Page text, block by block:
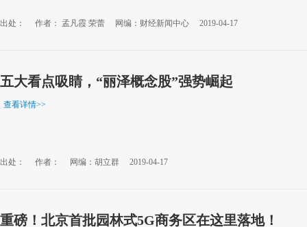
出处： 作者： 孟凡霞 荣蕾 网编：财经新闻中心 2019-04-17
五大看点吸睛，“丽泽概念股”强势崛起
查看详情>>
出处： 作者： 网编：胡立群 2019-04-17
重磅！北京首批园林式5G商务区在这里落地！